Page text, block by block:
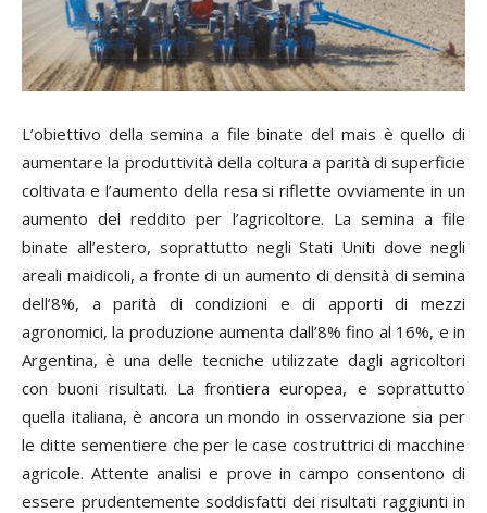
L’obiettivo della semina a file binate del mais è quello di
aumentare la produttività della coltura a parità di superficie
coltivata e l’aumento della resa si riflette ovviamente in un
aumento del reddito per l’agricoltore. La semina a file
binate all’estero, soprattutto negli Stati Uniti dove negli
areali maidicoli, a fronte di un aumento di densità di semina
dell’8%, a parità di condizioni e di apporti di mezzi
agronomici, la produzione aumenta dall’8% fino al 16%, e in
Argentina, è una delle tecniche utilizzate dagli agricoltori
con buoni risultati. La frontiera europea, e soprattutto
quella italiana, è ancora un mondo in osservazione sia per
le ditte sementiere che per le case costruttrici di macchine
agricole. Attente analisi e prove in campo consentono di
essere prudentemente soddisfatti dei risultati raggiunti in